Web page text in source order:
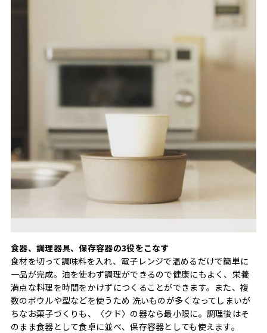
食器、調理器具、保存容器の3役をこなす
食材を切って調味料を入れ、電子レンジで温めるだけで簡単に
一品が完成。油を使わず調理ができるので健康にもよく、栄養
満点な料理を時間をかけずにつくることができます。また、複
数のボウルや型などを使うため 洗いものが多くなってしまいが
ちなお菓子づくりも、〈クド〉の器なら最小限に。調理後はそ
のまま食器として食卓に並べ、保存容器としても使えます。